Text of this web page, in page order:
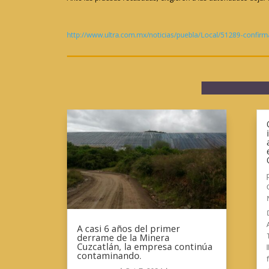
http://www.ultra.com.mx/noticias/puebla/Local/51289-
A casi 6 años del primer
derrame de la Minera
Cuzcatlán, la empresa continúa
contaminando.